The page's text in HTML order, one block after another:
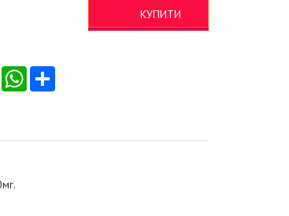
КУПИТИ
MessengerWhatsApp